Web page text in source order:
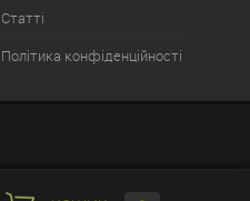
Статті
Політика конфіденційності